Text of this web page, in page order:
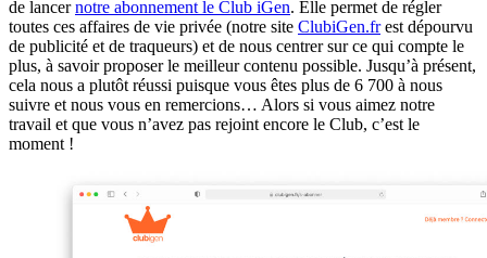
de lancernotre abonnement le Club iGen. Elle permet de régler
toutes ces affaires de vie privée (notre site ClubiGen.frest dépourvu
de publicité et de traqueurs) et de nous centrer sur ce qui compte le
plus, à savoir proposer le meilleur contenu possible. Jusqu’à présent,
cela nous a plutôt réussi puisque vous êtes plus de 6 700 à nous
suivre et nous vous en remercions… Alors si vous aimez notre
travail et que vous n’avez pas rejoint encore le Club, c’est le
moment !